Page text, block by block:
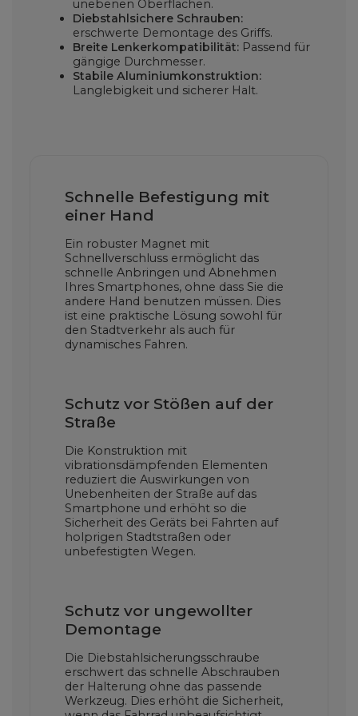
unebenen Oberflächen.
Diebstahlsichere Schrauben:
erschwerte Demontage des Griffs.
Breite Lenkerkompatibilität: Passend für
gängige Durchmesser.
Stabile Aluminiumkonstruktion:
Langlebigkeit und sicherer Halt.
Schnelle Befestigung mit
einer Hand
Ein robuster Magnet mit
Schnellverschluss ermöglicht das
schnelle Anbringen und Abnehmen
Ihres Smartphones, ohne dass Sie die
andere Hand benutzen müssen. Dies
ist eine praktische Lösung sowohl für
den Stadtverkehr als auch für
dynamisches Fahren.
Schutz vor Stößen auf der
Straße
Die Konstruktion mit
vibrationsdämpfenden Elementen
reduziert die Auswirkungen von
Unebenheiten der Straße auf das
Smartphone und erhöht so die
Sicherheit des Geräts bei Fahrten auf
holprigen Stadtstraßen oder
unbefestigten Wegen.
Schutz vor ungewollter
Demontage
Die Diebstahlsicherungsschraube
erschwert das schnelle Abschrauben
der Halterung ohne das passende
Werkzeug. Dies erhöht die Sicherheit,